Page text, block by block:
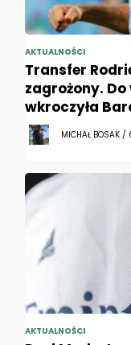
AKTUALNOŚCI
Transfer
zagrożony.
wkroczyła
MICHAŁ BOSAK /
AKTUALNOŚCI